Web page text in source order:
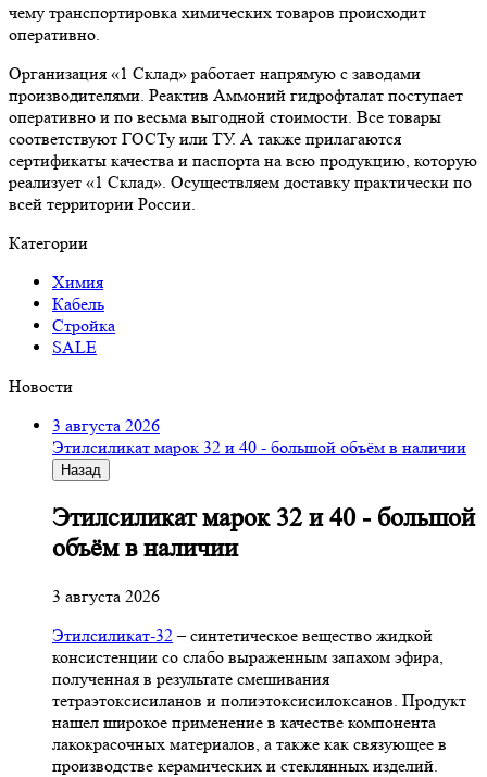
чему транспортировка химических товаров происходит
оперативно.
Организация «1 Склад» работает напрямую с заводами
производителями. Реактив Аммоний гидрофталат поступает
оперативно и по весьма выгодной стоимости. Все товары
соответствуют ГОСТу или ТУ. А также прилагаются
сертификаты качества и паспорта на всю продукцию, которую
реализует «1 Склад». Осуществляем доставку практически по
всей территории России.
Категории
Химия
Кабель
Стройка
SALE
Новости
3 августа 2026
Этилсиликат марок 32 и 40 - большой объём в наличии
Назад
Этилсиликат марок 32 и 40 - большой
объём в наличии
3 августа 2026
Этилсиликат-32– синтетическое вещество жидкой
консистенции со слабо выраженным запахом эфира,
полученная в результате смешивания
тетpаэтоксисиланов и полиэтоксисилоксанов. Продукт
нашел широкое применение в качестве компонента
лакокрасочных материалов, а также как связующее в
производстве керамических и стеклянных изделий.